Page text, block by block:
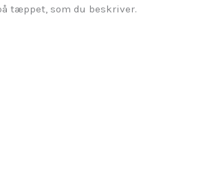
tæppet, som du beskriver.